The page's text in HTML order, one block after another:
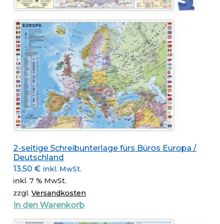
2-seitige Schreibunterlage fürs Büros Europa /
Deutschland
13,50 € inkl. MwSt.
inkl. 7 % MwSt.
zzgl. Versandkosten
In den Warenkorb